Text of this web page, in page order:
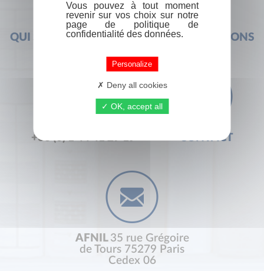
QUI SOMMES-NOUS ? FOIRE AUX QUESTIONS
+33 (0) 1 44 41 29 19 CONTACT
AFNIL 35 rue Grégoire
de Tours 75279 Paris
Cedex 06
Vous pouvez à tout moment
revenir sur vos choix sur notre
page de politique de
confidentialité des données.
Personalize
Deny all cookies
OK, accept all